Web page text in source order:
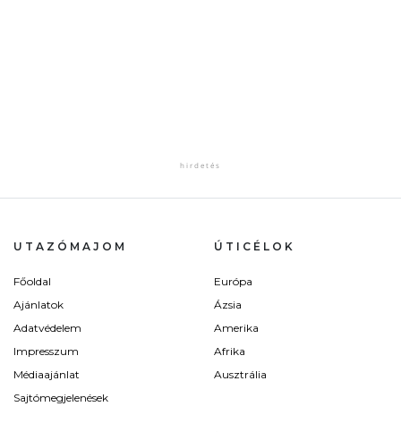
UTAZÓMAJOM
Főoldal
Ajánlatok
Adatvédelem
Impresszum
Médiaajánlat
Sajtómegjelenések
ÚTICÉLOK
Európa
Ázsia
Amerika
Afrika
Ausztrália